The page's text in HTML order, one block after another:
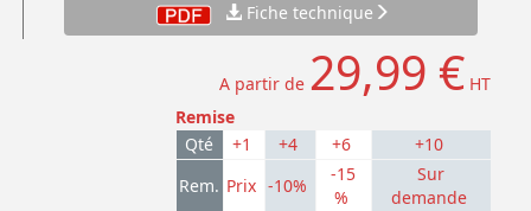
Fiche technique
A partir de 29,99 € HT
Remise
Qté
+1 +4 +6
+10
Rem. Prix -10%
-15
%
Sur
demande